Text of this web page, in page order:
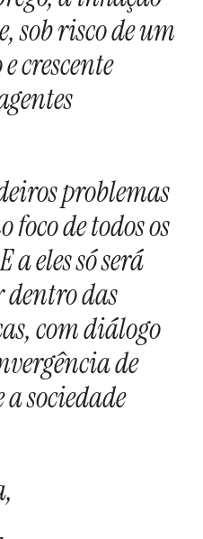
sob risco de um
crescente
problemas
foco de todos os
a eles só será
dentro das
com diálogo
de
a sociedade